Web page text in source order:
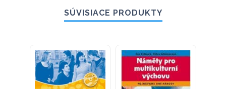
SÚVISIACE PRODUKTY